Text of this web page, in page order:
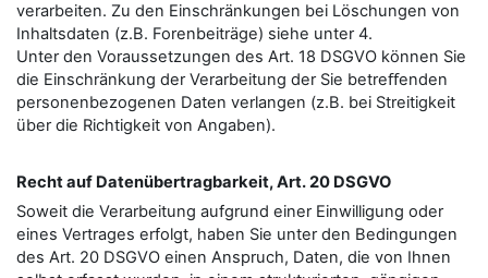
verarbeiten. Zu den Einschränkungen bei Löschungen von
Inhaltsdaten (z.B. Forenbeiträge) siehe unter 4.
Unter den Voraussetzungen des Art. 18 DSGVO können Sie
die Einschränkung der Verarbeitung der Sie betreﬀenden
personenbezogenen Daten verlangen (z.B. bei Streitigkeit
über die Richtigkeit von Angaben).
Recht auf Datenübertragbarkeit, Art. 20 DSGVO
Soweit die Verarbeitung aufgrund einer Einwilligung oder
eines Vertrages erfolgt, haben Sie unter den Bedingungen
des Art. 20 DSGVO einen Anspruch, Daten, die von Ihnen